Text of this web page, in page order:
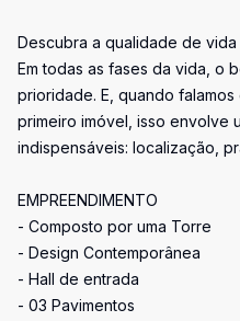
Descubra a qualidade de
Em todas as fases da vida, o
prioridade. E, quando
primeiro imóvel, isso envolve
indispensáveis: localização,
EMPREENDIMENTO
- Composto por uma Torre
- Design Contemporânea
- Hall de entrada
- 03 Pavimentos